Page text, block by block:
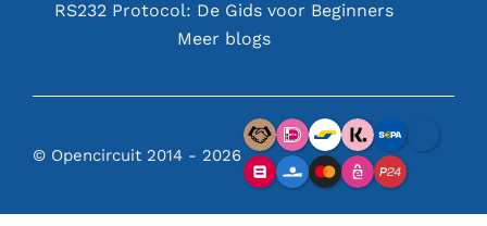
RS232 Protocol: De Gids voor Beginners
Meer blogs
© Opencircuit 2014 - 2026